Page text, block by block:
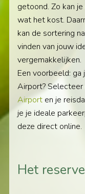
getoond. Zo kan
wat het kost.
kan de sortering
vinden van jouw
vergemakkelijken.
Een voorbeeld:
Airport?
Airporten je
je je ideale
deze direct online.
Het